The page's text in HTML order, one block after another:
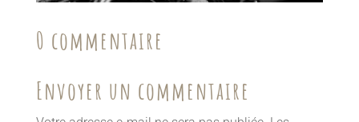
0 commentaire
Envoyer un commentaire